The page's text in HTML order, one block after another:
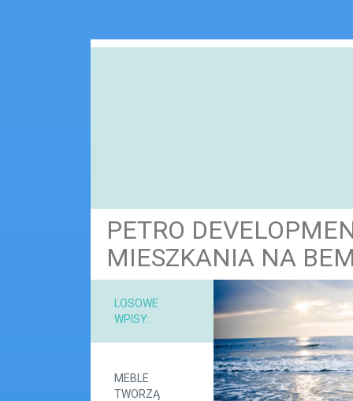
PETRO
MIESZKANIA NA
LOSOWE
WPISY:
MEBLE
TWORZĄ